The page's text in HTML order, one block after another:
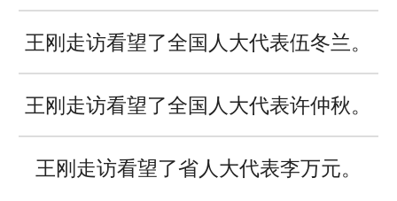
王刚走访看望了全国人大代表伍冬兰。
王刚走访看望了全国人大代表许仲秋。
王刚走访看望了省人大代表李万元。